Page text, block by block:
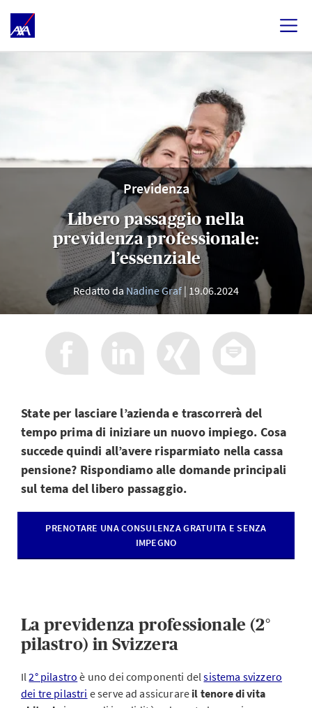
Previdenza
Libero passaggio nella
previdenza professionale:
l’essenziale
Redatto da Nadine Graf 19.06.2024
State per lasciare l’azienda e trascorrerà del
tempo prima di iniziare un nuovo impiego. Cosa
succede quindi all’avere risparmiato nella cassa
pensione? Rispondiamo alle domande principali
sul tema del libero passaggio.
PRENOTARE UNA CONSULENZA GRATUITA E SENZA
IMPEGNO
La previdenza professionale (2°
pilastro) in Svizzera
Il2° pilastro è uno dei componenti delsistema svizzero
dei tre pilastri e serve ad assicurare il tenore di vita